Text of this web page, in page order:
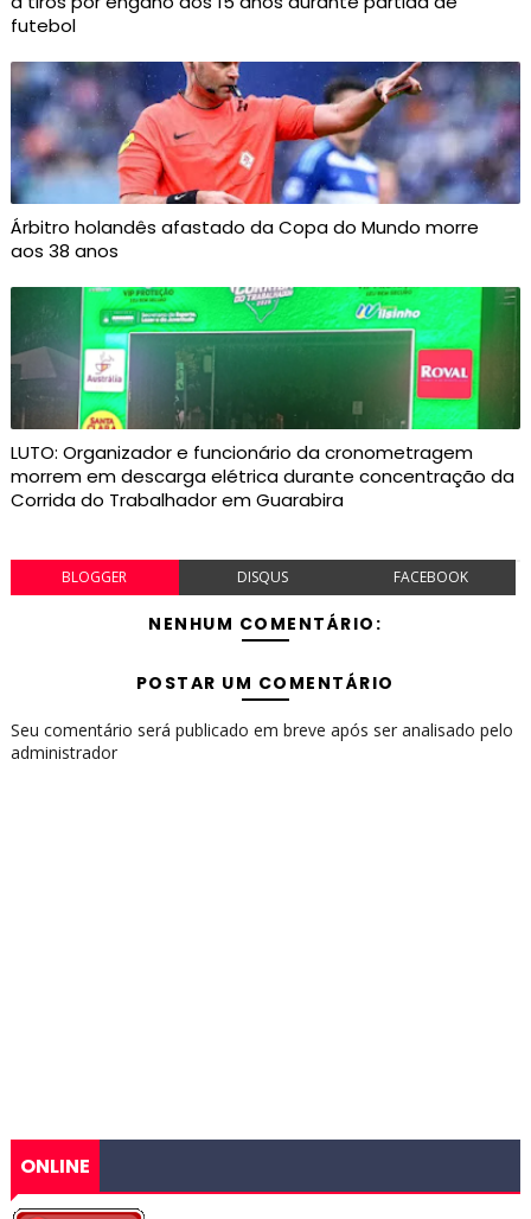
futebol
Árbitro holandês afastado da Copa do Mundo morre
aos 38 anos
LUTO: Organizador e funcionário da cronometragem
morrem em descarga elétrica durante concentração da
Corrida do Trabalhador em Guarabira
BLOGGER DISQUS FACEBOOK
NENHUM COMENTÁRIO:
POSTAR UM COMENTÁRIO
Seu comentário será publicado em breve após ser analisado pelo
administrador
ONLINE